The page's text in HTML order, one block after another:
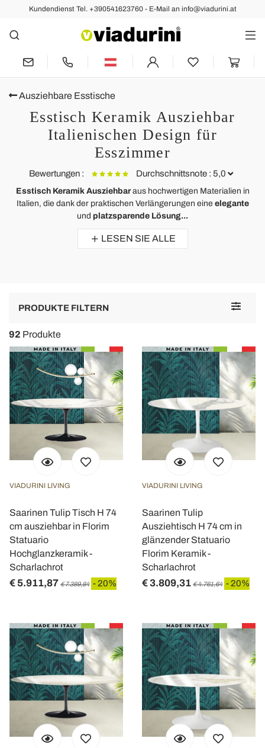
Kundendienst Tel. +390541623760 - E-Mail an info@viadurini.at
Ausziehbare Esstische
Esstisch Keramik Ausziehbar
Italienischen Design für
Esszimmer
Bewertungen : Durchschnittsnote : 5,0
Ausziehbarer Esstisch aus Glaskeramik, L160 / 240 P90 cm -
Great looking table with the legs at the right angle to look amazing and
Esstisch Keramik Ausziehbaraus hochwertigen Materialien in
Italien, die dank der praktischen Verlängerungen eine elegante
und platzsparende Lösung...
LESEN SIE ALLE
Toggle
PRODUKTE FILTERN
92 Produkte
VIADURINI LIVING
Saarinen Tulip Tisch H 74
cm ausziehbar in Florim
Statuario
Hochglanzkeramik -
Scharlachrot
€ 5.911,87 € 7.389,84 - 20%
VIADURINI LIVING
Saarinen Tulip
Ausziehtisch H 74 cm in
glänzender Statuario
Florim Keramik -
Scharlachrot
€ 3.809,31 € 4.761,64 - 20%